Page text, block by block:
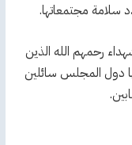
سلامة مجتمعاتها.
رحمهم الله الذين
دول المجلس سائلين